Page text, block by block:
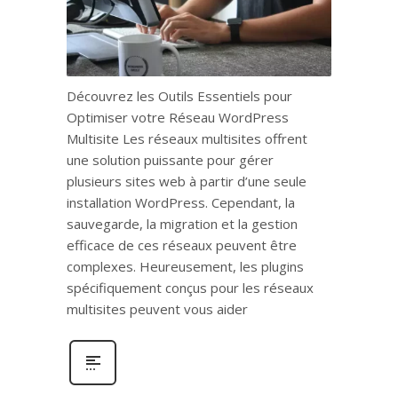
Découvrez les Outils Essentiels pour
Optimiser votre Réseau WordPress
Multisite Les réseaux multisites offrent
une solution puissante pour gérer
plusieurs sites web à partir d’une seule
installation WordPress. Cependant, la
sauvegarde, la migration et la gestion
efficace de ces réseaux peuvent être
complexes. Heureusement, les plugins
spécifiquement conçus pour les réseaux
multisites peuvent vous aider